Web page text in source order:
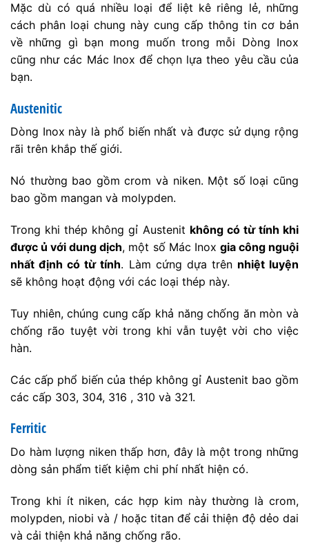
Mặc dù có quá nhiều loại để liệt kê riêng lẻ, những
cách phân loại chung này cung cấp thông tin cơ bản
về những gì bạn mong muốn trong mỗi Dòng Inox
cũng như các Mác Inox để chọn lựa theo yêu cầu của
bạn.
Austenitic
Dòng Inox này là phổ biến nhất và được sử dụng rộng
rãi trên khắp thế giới.
Nó thường bao gồm crom và niken. Một số loại cũng
bao gồm mangan và molypden.
Trong khi thép không gỉ Austenit không có từ tính khi
được ủ với dung dịch, một số Mác Inox gia công nguội
nhất định có từ tính. Làm cứng dựa trên nhiệt luyện
sẽ không hoạt động với các loại thép này.
Tuy nhiên, chúng cung cấp khả năng chống ăn mòn và
chống rão tuyệt vời trong khi vẫn tuyệt vời cho việc
hàn.
Các cấp phổ biến của thép không gỉ Austenit bao gồm
các cấp 303, 304, 316 , 310 và 321.
Ferritic
Do hàm lượng niken thấp hơn, đây là một trong những
dòng sản phẩm tiết kiệm chi phí nhất hiện có.
Trong khi ít niken, các hợp kim này thường là crom,
molypden, niobi và / hoặc titan để cải thiện độ dẻo dai
và cải thiện khả năng chống rão.